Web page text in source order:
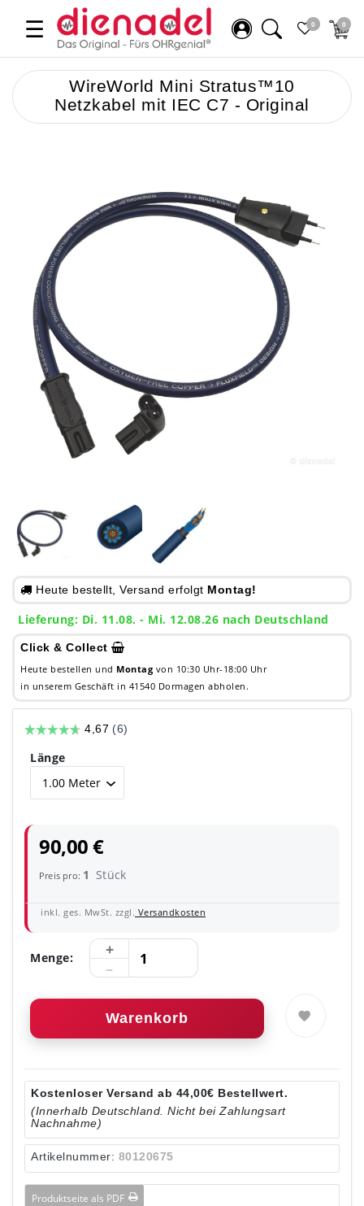
☰ 0 0
WireWorld Mini Stratus™10
Netzkabel mit IEC C7 - Original
Heute bestellt, Versand erfolgt Montag!
Lieferung: Di. 11.08. - Mi. 12.08.26 nach Deutschland
Click & Collect
Heute bestellen und Montag von 10:30 Uhr-18:00 Uhr
in unserem Geschäft in 41540 Dormagen abholen.
Länge
90,00 €
Preis pro: 1 Stück
inkl. ges. MwSt. zzgl. Versandkosten
Menge:
Warenkorb
Kostenloser Versand ab 44,00€ Bestellwert.
(Innerhalb Deutschland. Nicht bei Zahlungsart
Nachnahme)
Artikelnummer: 80120675
Produktseite als PDF